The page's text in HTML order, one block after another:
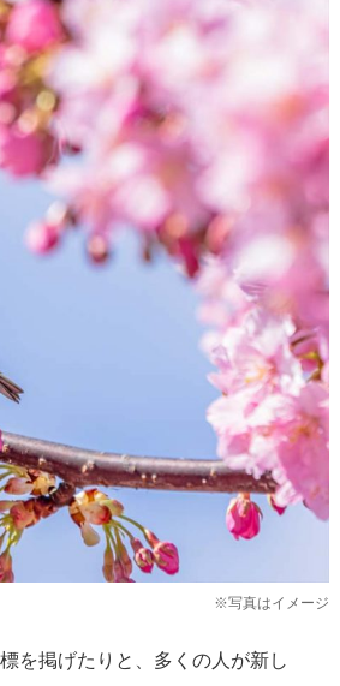
※写真はイメージ
を掲げたりと、多くの人が新し